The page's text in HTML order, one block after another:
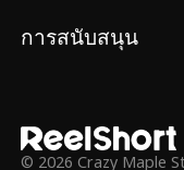
การสนับสนุน
© 2026 Crazy Maple